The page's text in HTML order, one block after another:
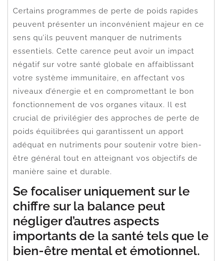
Certains programmes de perte de poids rapides
peuvent présenter un inconvénient majeur en ce
sens qu’ils peuvent manquer de nutriments
essentiels. Cette carence peut avoir un impact
négatif sur votre santé globale en affaiblissant
votre système immunitaire, en affectant vos
niveaux d’énergie et en compromettant le bon
fonctionnement de vos organes vitaux. Il est
crucial de privilégier des approches de perte de
poids équilibrées qui garantissent un apport
adéquat en nutriments pour soutenir votre bien-
être général tout en atteignant vos objectifs de
manière saine et durable.
Se focaliser uniquement sur le
chiffre sur la balance peut
négliger d’autres aspects
importants de la santé tels que le
bien-être mental et émotionnel.